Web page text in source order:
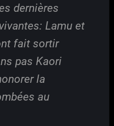
dernières
Lamu et
fait sortir
pas Kaori
la
au